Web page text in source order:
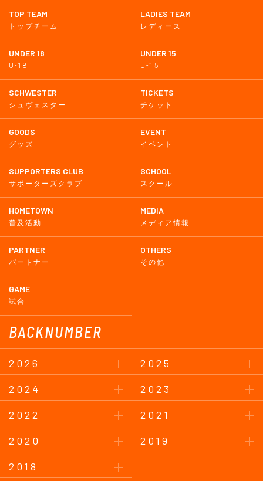
TOP TEAM
トップチーム
LADIES TEAM
レディース
UNDER 18
U-18
UNDER 15
U-15
SCHWESTER
シュヴェスター
TICKETS
チケット
GOODS
グッズ
EVENT
イベント
SUPPORTERS CLUB
サポーターズクラブ
SCHOOL
スクール
HOMETOWN
普及活動
MEDIA
メディア情報
PARTNER
パートナー
OTHERS
その他
GAME
試合
BACKNUMBER
2026
2025
2024
2023
2022
2021
2020
2019
2018